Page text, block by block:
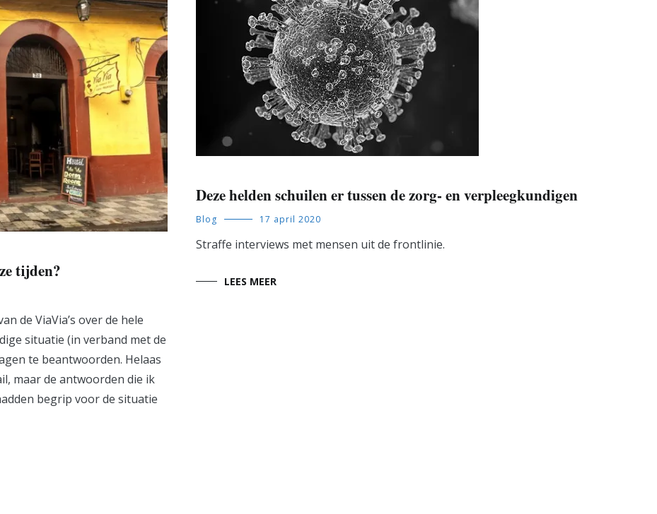
tijden?
de ViaVia’s over de hele
situatie (in verband met de
te beantwoorden. Helaas
maar de antwoorden die ik
begrip voor de situatie
Deze helden schuilen er tussen de zorg- en verpleegkundigen
Blog 17 april 2020
Straffe interviews met mensen uit de frontlinie.
LEES MEER